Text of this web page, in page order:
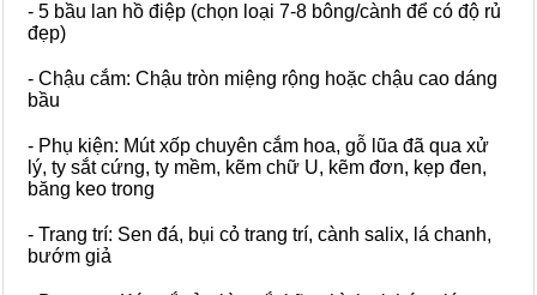
- 5 bầu lan hồ điệp (chọn loại 7-8 bông/cành để có độ rủ
đẹp)
- Chậu cắm: Chậu tròn miệng rộng hoặc chậu cao dáng
bầu
- Phụ kiện: Mút xốp chuyên cắm hoa, gỗ lũa đã qua xử
lý, ty sắt cứng, ty mềm, kẽm chữ U, kẽm đơn, kẹp đen,
băng keo trong
- Trang trí: Sen đá, bụi cỏ trang trí, cành salix, lá chanh,
bướm giả